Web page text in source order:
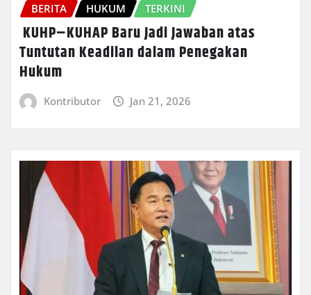
BERITA HUKUM TERKINI
KUHP–KUHAP Baru Jadi Jawaban atas
Tuntutan Keadilan dalam Penegakan
Hukum
Kontributor Jan 21, 2026